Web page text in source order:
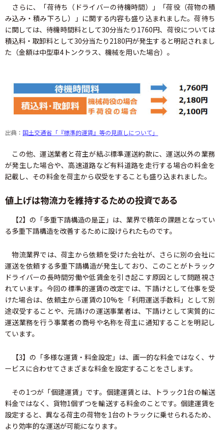
さらに、「荷待ち（ドライバーの待機時間）」「荷役（荷物の積
み込み・積み下ろし）」に関する内容も盛り込まれました。荷待ち
に関しては、待機時間料として30分当たり1760円、荷役については
積込料・取卸料として30分当たり2180円が発生すると明記されまし
た（金額は中型車4トンクラス、機械を用いた場合）。
出典： 国土交通省「『標準的運賃』等の見直しについて」
この他、運送業者と荷主が結ぶ標準運送約款に、運送以外の業務
が発生した場合や、高速道路など有料道路を走行する場合の料金を
記載し、その料金を荷主から収受をすることも盛り込まれました。
値上げは物流力を維持するための投資である
【2】の「多重下請構造の是正」は、業界で積年の課題となってい
る多重下請構造を改善するために設けられたものです。
物流業界では、荷主から依頼を受けた会社が、さらに別の会社に
運送を依頼する多重下請構造が発生しており、このことがトラック
ドライバーの長時間労働や低賃金を引き起こす原因として問題視さ
れています。今回の標準的運賃の改定では、下請けとして仕事を受
けた場合は、依頼主から運賃の10%を「利用運送手数料」として別
途収受することや、元請けの運送事業者は、下請けとして実質的に
運送業務を行う事業者の商号や名称を荷主に通知することを明記し
ています。
【3】の「多様な運賃・料金設定」は、画一的な料金ではなく、サ
ービスに合わせてさまざまな料金を設定することをさします。
その1つが「個建運賃」です。個建運賃とは、トラック1台の輸送
料金ではなく、貨物1個ずつを輸送する料金のことです。個建運賃を
設定すると、異なる荷主の荷物を1台のトラックに乗せられるため、
より効率的な運送が可能になります。